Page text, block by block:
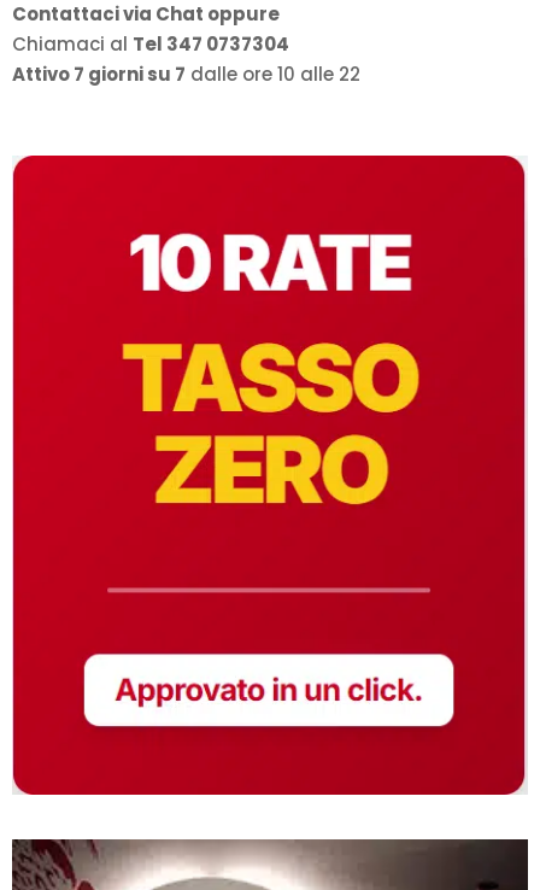
Contattaci via Chat oppure
Chiamaci al Tel 347 0737304
Attivo 7 giorni su 7 dalle ore 10 alle 22